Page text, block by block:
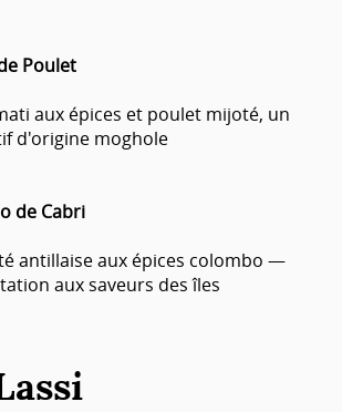
Poulet
aux épices et poulet mijoté, un
d'origine moghole
de Cabri
antillaise aux épices colombo —
aux saveurs des îles